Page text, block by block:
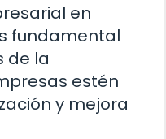
en
fundamental
de la
estén
y mejora